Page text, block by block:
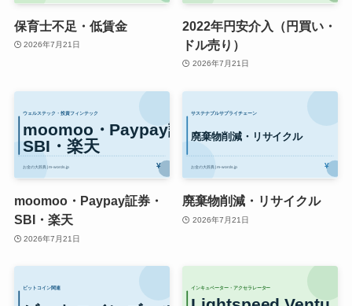
保育士不足・低賃金
2026年7月21日
2022年円安介入（円買い・
ドル売り）
2026年7月21日
moomoo・Paypay証券・
SBI・楽天
2026年7月21日
廃棄物削減・リサイクル
2026年7月21日